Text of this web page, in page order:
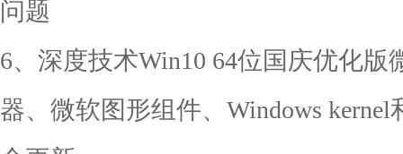
问题
6、深度技术Win10 64位国庆优化版
器、微软图形组件、Windows kernel